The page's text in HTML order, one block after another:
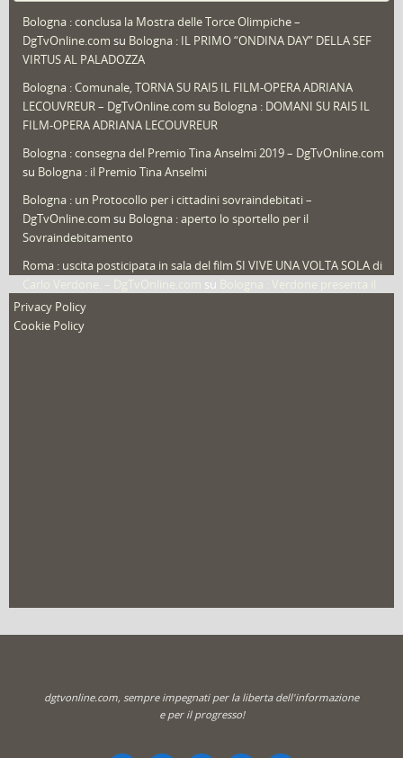
Redazioni(1.049)
Speciali (22)
Sport
That's Bologna Magazine(25)
Video (archivio) (263)
Bologna : conclusa la Mostra delle Torce Olimpiche –
DgTvOnline.com su Bologna : IL PRIMO “ONDINA DAY” DELLA SEF
VIRTUS AL PALADOZZA
Bologna : Comunale, TORNA SU RAI5 IL FILM-OPERA ADRIANA
LECOUVREUR – DgTvOnline.com su Bologna : DOMANI SU RAI5 IL
FILM-OPERA ADRIANA LECOUVREUR
Bologna : consegna del Premio Tina Anselmi 2019 – DgTvOnline.com
su Bologna : il Premio Tina Anselmi
Bologna : un Protocollo per i cittadini sovraindebitati –
DgTvOnline.com su Bologna : aperto lo sportello per il
Sovraindebitamento
Roma : uscita posticipata in sala del film SI VIVE UNA VOLTA SOLA di
su
nuovo film
Privacy Policy
Cookie Policy
dgtvonline.com, sempre impegnati per la liberta dell'informazione
e per il progresso!